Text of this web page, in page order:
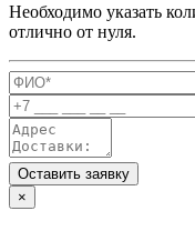
Необходимо указать
отлично от нуля.
Оставить заявку
×